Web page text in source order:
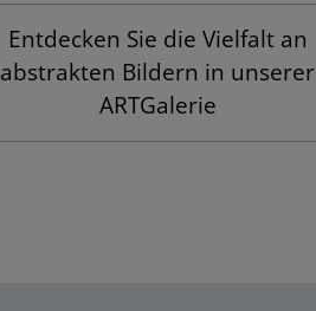
Entdecken Sie die Vielfalt an
abstrakten Bildern in unserer
ARTGalerie